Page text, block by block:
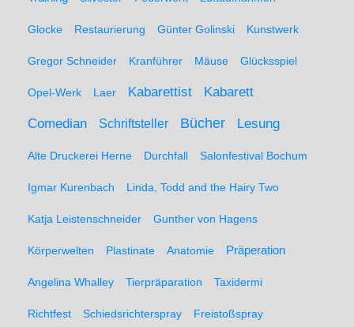
Glocke Restaurierung Günter Golinski Kunstwerk
Gregor Schneider Kranführer Mäuse Glücksspiel
Opel-Werk Laer Kabarettist
Kabarett
Comedian
Schriftsteller Bücher Lesung
Alte Druckerei Herne Durchfall Salonfestival Bochum
Igmar Kurenbach Linda, Todd and the Hairy Two
Katja Leistenschneider Gunther von Hagens
Körperwelten Plastinate Anatomie Präperation
Angelina Whalley Tierpräparation Taxidermi
Richtfest Schiedsrichterspray Freistoßspray